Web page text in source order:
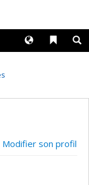
Liens
Langues
Modifier son profil